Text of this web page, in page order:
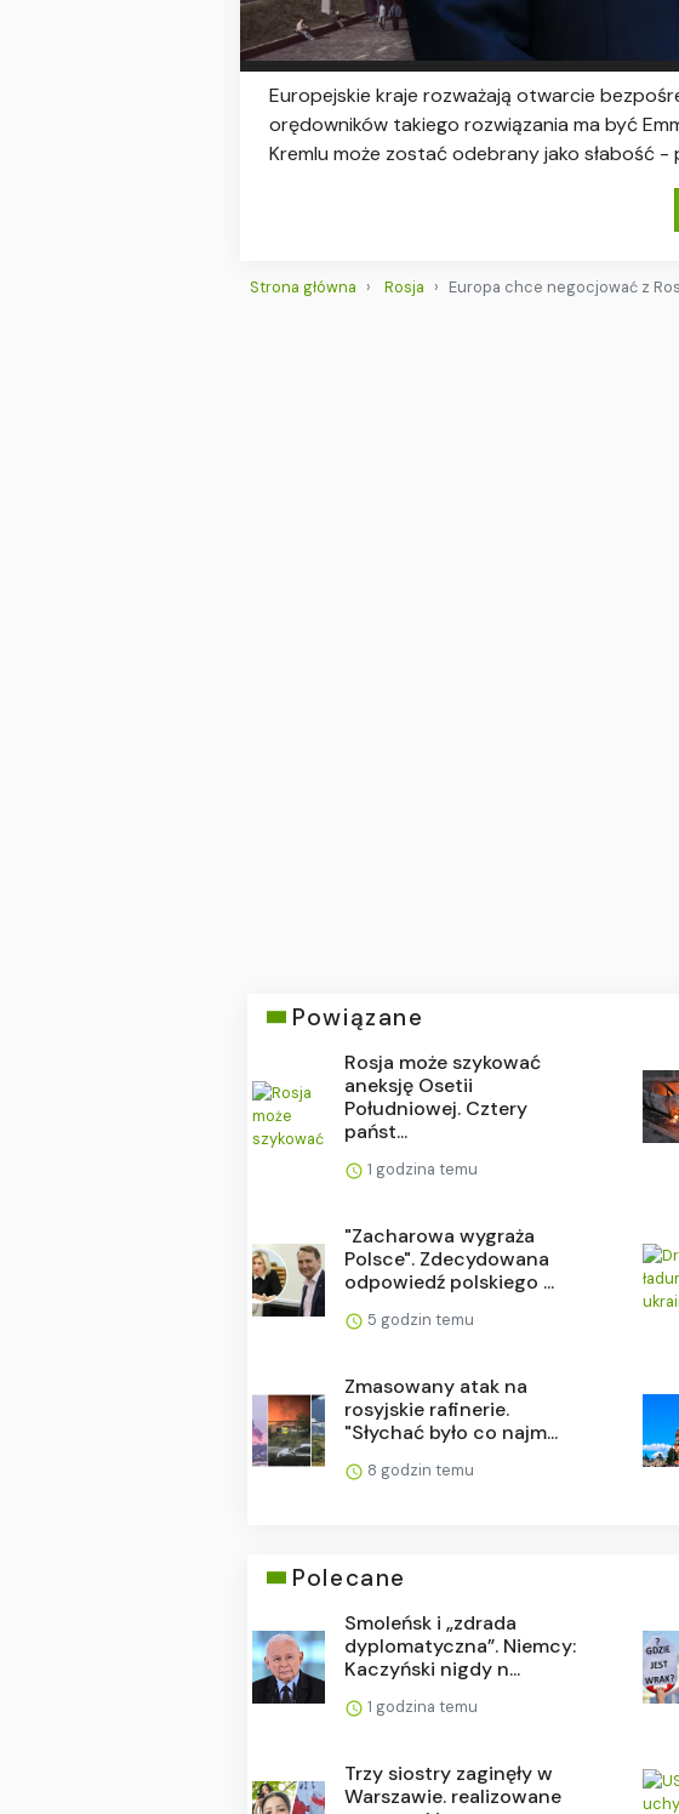
Europejskie kraje rozważają otwarcie
orędowników takiego rozwiązania ma być
Kremlu może zostać odebrany jako słabość -
Strona główna Rosja Europa chce negocjować z
Powiązane
Rosja może szykować
aneksję Osetii
Południowej. Cztery
państ...
1 godzina temu
"Zacharowa wygraża
Polsce". Zdecydowana
odpowiedź polskiego ...
5 godzin temu
Zmasowany atak na
rosyjskie rafinerie.
"Słychać było co najm...
8 godzin temu
Polecane
Smoleńsk i „zdrada
dyplomatyczna”. Niemcy:
Kaczyński nigdy n...
1 godzina temu
Trzy siostry zaginęły w
Warszawie. realizowane